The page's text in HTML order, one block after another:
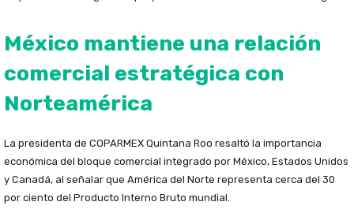
México mantiene una relación
comercial estratégica con
Norteamérica
La presidenta de COPARMEX Quintana Roo resaltó la importancia
económica del bloque comercial integrado por México, Estados Unidos
y Canadá, al señalar que América del Norte representa cerca del 30
por ciento del Producto Interno Bruto mundial.